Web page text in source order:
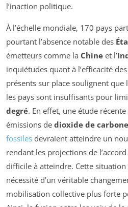
l’inaction politique.
À l’échelle mondiale, 170 pays
pourtant l’absence notable des
émetteurs comme la Chine et l’
inquiétudes quant à l’efficacité
présents sur place soulignent que
les pays sont insuffisants pour
degré. En effet, une étude
émissions de dioxide de carbone
fossiles devraient atteindre un
rendant les projections de
difficile à atteindre. Cette
nécessité d’un véritable
mobilisation collective plus forte